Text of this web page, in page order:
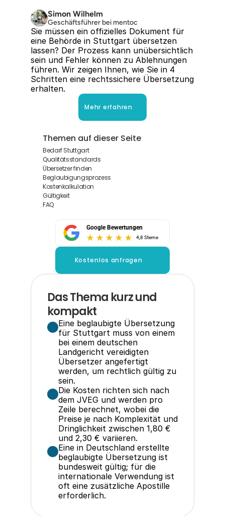
Simon Wilhelm
Geschäftsführer bei mentoc
Sie müssen ein offizielles Dokument für
eine Behörde in Stuttgart übersetzen
lassen? Der Prozess kann unübersichtlich
sein und Fehler können zu Ablehnungen
führen. Wir zeigen Ihnen, wie Sie in 4
Schritten eine rechtssichere Übersetzung
erhalten.
Mehr erfahren
Themen auf dieser Seite
Bedarf Stuttgart
Qualitätsstandards
Übersetzer finden
Beglaubigungsprozess
Kostenkalkulation
Gültigkeit
FAQ
Google Bewertungen
4,8 Sterne
Kostenlos anfragen
Das Thema kurz und
kompakt
Eine beglaubigte Übersetzung
für Stuttgart muss von einem
bei einem deutschen
Landgericht vereidigten
Übersetzer angefertigt
werden, um rechtlich gültig zu
sein.
Die Kosten richten sich nach
dem JVEG und werden pro
Zeile berechnet, wobei die
Preise je nach Komplexität und
Dringlichkeit zwischen 1,80 €
und 2,30 € variieren.
Eine in Deutschland erstellte
beglaubigte Übersetzung ist
bundesweit gültig; für die
internationale Verwendung ist
oft eine zusätzliche Apostille
erforderlich.